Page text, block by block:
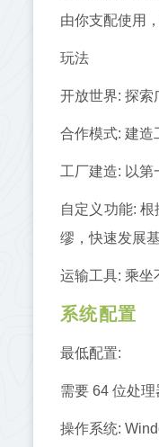
由你支配使用
玩法
开放世界: 探索
合作模式: 建造
工厂建造: 以
自定义功能:
缪，快速发展
运输工具: 乘坐
系统配置
最低配置:
需要 64 位处
操作系统: